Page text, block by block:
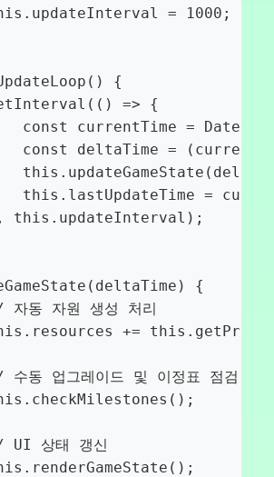
= 1000; // 1
{
=> {
const currentTime =
const deltaTime =
this.lastUpdateTime =
this.updateInterval);
{
동 자원 생성 처리
+=
동 업그레이드 및 이정표 점검
UI 상태 갱신